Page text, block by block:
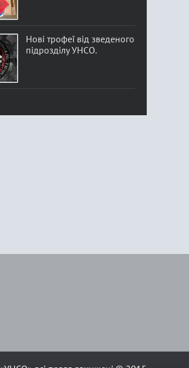
Нові трофеї від зведеного
підрозділу УНСО.